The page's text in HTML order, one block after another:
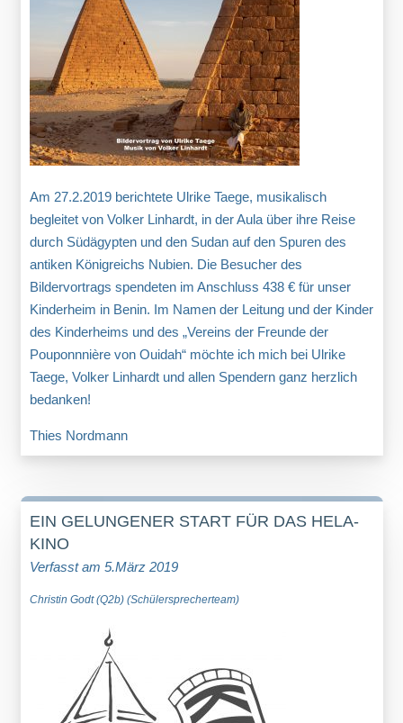
Am 27.2.2019 berichtete Ulrike Taege, musikalisch
begleitet von Volker Linhardt, in der Aula über ihre Reise
durch Südägypten und den Sudan auf den Spuren des
antiken Königreichs Nubien. Die Besucher des
Bildervortrags spendeten im Anschluss 438 € für unser
Kinderheim in Benin. Im Namen der Leitung und der Kinder
des Kinderheims und des „Vereins der Freunde der
Pouponnnière von Ouidah“ möchte ich mich bei Ulrike
Taege, Volker Linhardt und allen Spendern ganz herzlich
bedanken!
Thies Nordmann
EIN GELUNGENER START FÜR DAS HELA-
KINO
Verfasst am 5.März 2019
Christin Godt (Q2b) (Schülersprecherteam)